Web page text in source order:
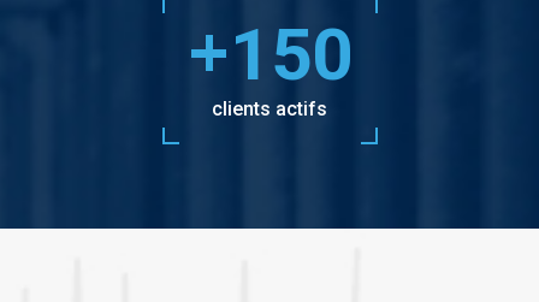
+150
clients actifs